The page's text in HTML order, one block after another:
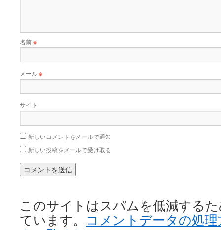
名前※
メール※
サイト
新しいコメントをメールで通知
新しい投稿をメールで受け取る
このサイトはスパムを低減するた
ています。
コメントデータの処